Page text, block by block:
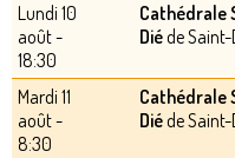
Lundi 10
août -
18:30
Cathédrale
Diéde Saint-
Mardi 11
août -
8:30
Cathédrale
Diéde Saint-